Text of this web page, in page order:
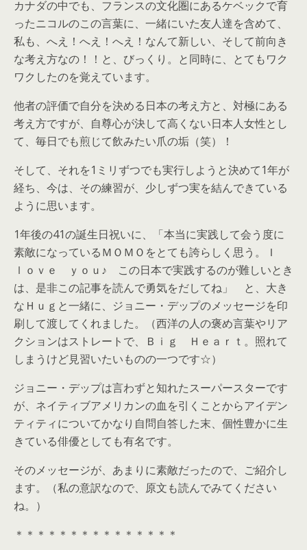
カナダの中でも、フランスの文化圏にあるケベックで育
ったニコルのこの言葉に、一緒にいた友人達を含めて、
私も、へえ！へえ！へえ！なんて新しい、そして前向き
な考え方なの！！と、びっくり。と同時に、とてもワク
ワクしたのを覚えています。
他者の評価で自分を決める日本の考え方と、対極にある
考え方ですが、自尊心が決して高くない日本人女性とし
て、毎日でも煎じて飲みたい爪の垢（笑）！
そして、それを1ミリずつでも実行しようと決めて1年が
経ち、今は、その練習が、少しずつ実を結んできている
ように思います。
1年後の41の誕生日祝いに、「本当に実践して会う度に
素敵になっているＭＯＭＯをとても誇らしく思う。Ｉ
ｌｏｖｅ ｙｏｕ♪ この日本で実践するのが難しいとき
は、是非この記事を読んで勇気をだしてね」 と、大き
なＨｕｇと一緒に、ジョニー・デップのメッセージを印
刷して渡してくれました。（西洋の人の褒め言葉やリア
クションはストレートで、Ｂｉｇ Ｈｅａｒｔ。照れて
しまうけど見習いたいものの一つです☆）
ジョニー・デップは言わずと知れたスーパースターです
が、ネイティブアメリカンの血を引くことからアイデン
ティティについてかなり自問自答した末、個性豊かに生
きている俳優としても有名です。
そのメッセージが、あまりに素敵だったので、ご紹介し
ます。（私の意訳なので、原文も読んでみてください
ね。）
＊＊＊＊＊＊＊＊＊＊＊＊＊＊＊